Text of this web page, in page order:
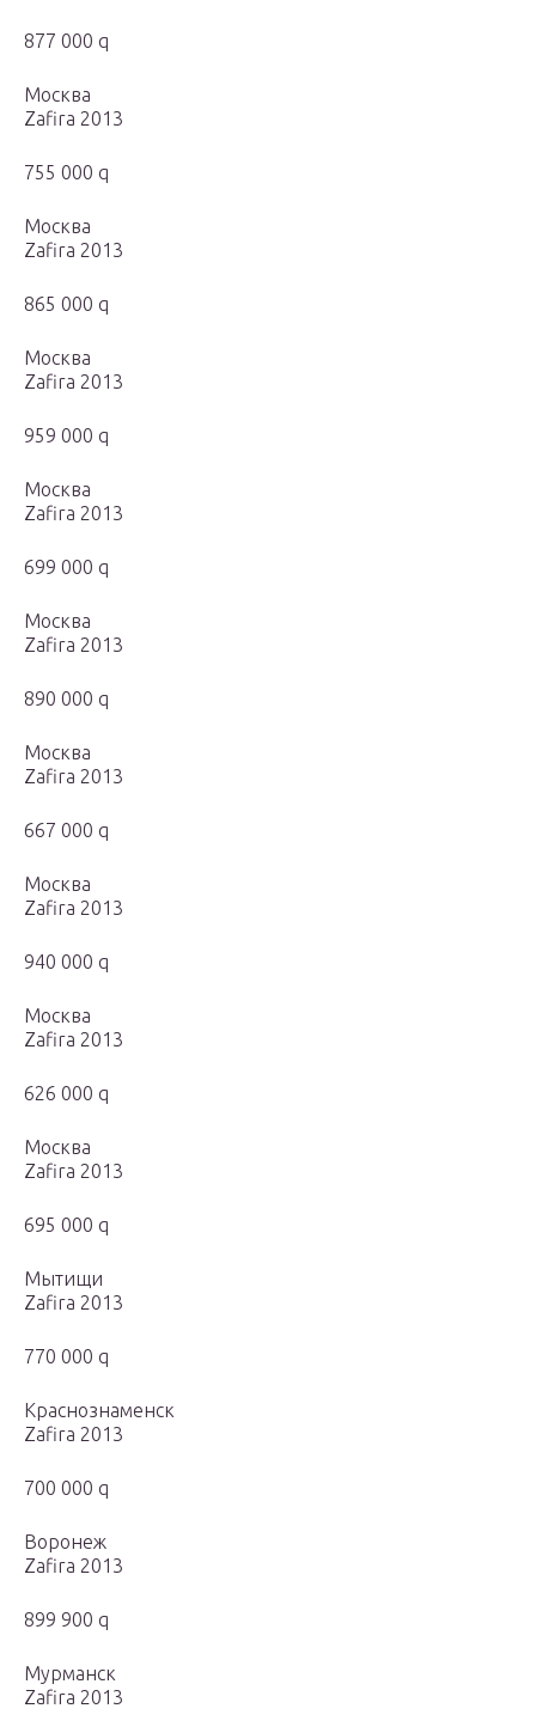
877 000 q
Москва
Zafira 2013
755 000 q
Москва
Zafira 2013
865 000 q
Москва
Zafira 2013
959 000 q
Москва
Zafira 2013
699 000 q
Москва
Zafira 2013
890 000 q
Москва
Zafira 2013
667 000 q
Москва
Zafira 2013
940 000 q
Москва
Zafira 2013
626 000 q
Москва
Zafira 2013
695 000 q
Мытищи
Zafira 2013
770 000 q
Краснознаменск
Zafira 2013
700 000 q
Воронеж
Zafira 2013
899 900 q
Мурманск
Zafira 2013